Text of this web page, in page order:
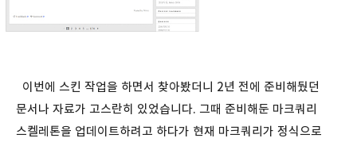
이번에 스킨 작업을 하면서 찾아봤더니 2년 전에 준비해뒀던
문서나 자료가 고스란히 있었습니다. 그때 준비해둔 마크쿼리
스켈레톤을 업데이트하려고 하다가 현재 마크쿼리가 정식으로